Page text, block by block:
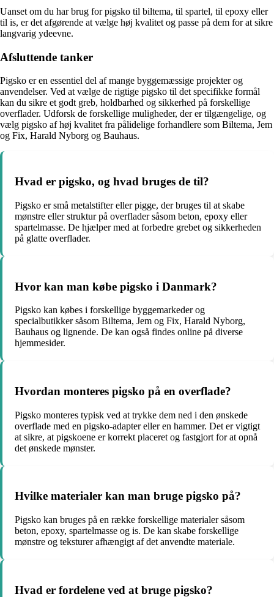
Uanset om du har brug for pigsko til biltema, til spartel, til epoxy eller
til is, er det afgørende at vælge høj kvalitet og passe på dem for at sikre
langvarig ydeevne.
Afsluttende tanker
Pigsko er en essentiel del af mange byggemæssige projekter og
anvendelser. Ved at vælge de rigtige pigsko til det specifikke formål
kan du sikre et godt greb, holdbarhed og sikkerhed på forskellige
overflader. Udforsk de forskellige muligheder, der er tilgængelige, og
vælg pigsko af høj kvalitet fra pålidelige forhandlere som Biltema, Jem
og Fix, Harald Nyborg og Bauhaus.
Hvad er pigsko, og hvad bruges de til?
Pigsko er små metalstifter eller pigge, der bruges til at skabe
mønstre eller struktur på overflader såsom beton, epoxy eller
spartelmasse. De hjælper med at forbedre grebet og sikkerheden
på glatte overflader.
Hvor kan man købe pigsko i Danmark?
Pigsko kan købes i forskellige byggemarkeder og
specialbutikker såsom Biltema, Jem og Fix, Harald Nyborg,
Bauhaus og lignende. De kan også findes online på diverse
hjemmesider.
Hvordan monteres pigsko på en overflade?
Pigsko monteres typisk ved at trykke dem ned i den ønskede
overflade med en pigsko-adapter eller en hammer. Det er vigtigt
at sikre, at pigskoene er korrekt placeret og fastgjort for at opnå
det ønskede mønster.
Hvilke materialer kan man bruge pigsko på?
Pigsko kan bruges på en række forskellige materialer såsom
beton, epoxy, spartelmasse og is. De kan skabe forskellige
mønstre og teksturer afhængigt af det anvendte materiale.
Hvad er fordelene ved at bruge pigsko?